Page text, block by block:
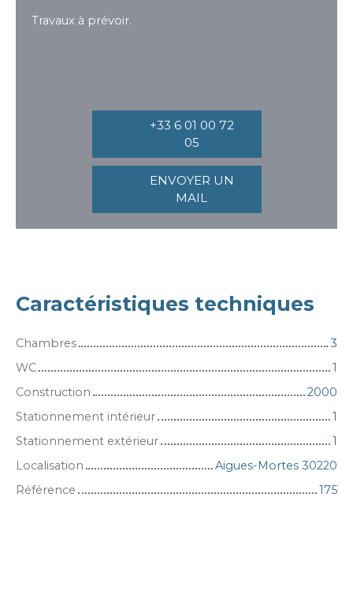
Travaux à prévoir.
+33 6 01 00 72
05
ENVOYER UN
MAIL
Caractéristiques techniques
Chambres
3
WC
1
Construction
2000
Stationnement intérieur
1
Stationnement extérieur
1
Localisation
Aigues-Mortes 30220
Référence
175